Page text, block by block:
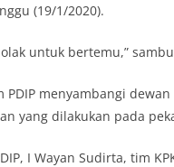
(19/1/2020).
untuk bertemu,”
PDIP menyambangi
yang dilakukan pada
I Wayan Sudirta, tim